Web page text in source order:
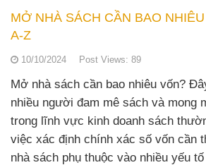
MỞ NHÀ SÁCH CẦN BAO
A-Z
10/10/2024 Post Views: 89
Mở nhà sách cần bao nhiêu vốn?
nhiều người đam mê sách và mong
trong lĩnh vực kinh doanh sách
việc xác định chính xác số vốn cần
nhà sách phụ thuộc vào nhiều yếu